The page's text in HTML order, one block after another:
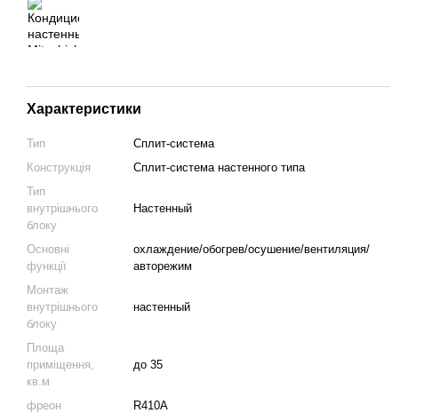
Характеристики
Тип
Сплит-система
Конструкція
Cплит-система настенного типа
Тип
внутрішнього
блоку
Настенный
Основні
функції
охлаждение/обогрев/осушение/вентиляция/
авторежим
Монтаж
внутрішнього
блоку
настенный
Площа
приміщення,
кв.м
до 35
фреон
R410A